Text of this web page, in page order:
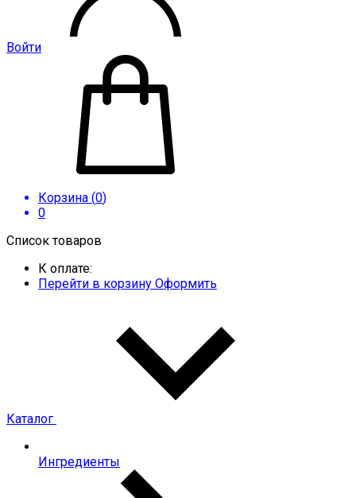
Войти
Корзина (0)
0
Список товаров
К оплате:
Перейти в корзину Оформить
Каталог
Ингредиенты